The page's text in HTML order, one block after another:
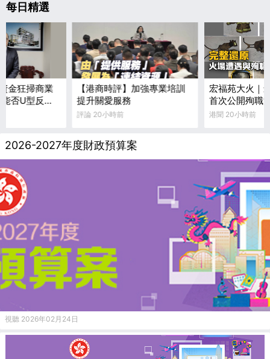
每日精選
金狂掃商業
否U型反
【港商時評】加強專業培訓
提升關愛服務
評論 20小時前
宏福苑大火｜
首次公開殉職
裝備損毀照片
港聞 20小時前
2026-2027年度財政預算案
視聽 2026年02月24日